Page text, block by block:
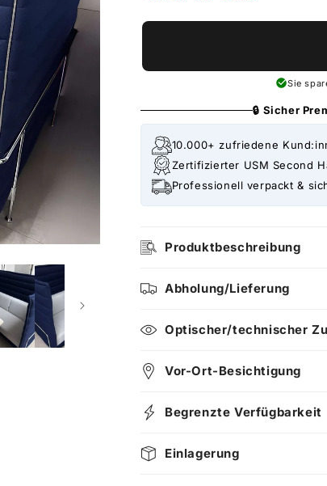
Sie
🔒 Sicher
10.000+ zufriedene
Zertifizierter USM Second
Professionell verpackt &
Produktbeschreibung
Abholung/Lieferung
Optischer/technischer
Vor-Ort-Besichtigung
Begrenzte Verfügbarkeit
Einlagerung